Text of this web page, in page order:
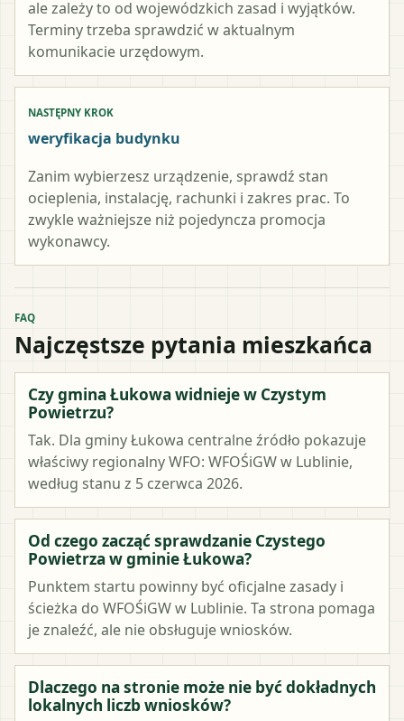
ale zależy to od wojewódzkich zasad i wyjątków.
Terminy trzeba sprawdzić w aktualnym
komunikacie urzędowym.
NASTĘPNY KROK
weryfikacja budynku
Zanim wybierzesz urządzenie, sprawdź stan
ocieplenia, instalację, rachunki i zakres prac. To
zwykle ważniejsze niż pojedyncza promocja
wykonawcy.
FAQ
Najczęstsze pytania mieszkańca
Czy gmina Łukowa widnieje w Czystym
Powietrzu?
Tak. Dla gminy Łukowa centralne źródło pokazuje
właściwy regionalny WFO: WFOŚiGW w Lublinie,
według stanu z 5 czerwca 2026.
Od czego zacząć sprawdzanie Czystego
Powietrza w gminie Łukowa?
Punktem startu powinny być oficjalne zasady i
ścieżka do WFOŚiGW w Lublinie. Ta strona pomaga
je znaleźć, ale nie obsługuje wniosków.
Dlaczego na stronie może nie być dokładnych
lokalnych liczb wniosków?